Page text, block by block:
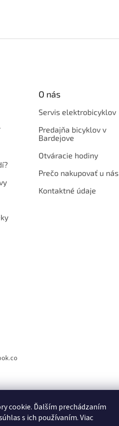
cookie. Ďalším prechádzaním
s ich používaním. Viac
O nás
Servis elektrobicyklov
Predajňa bicyklov v
Bardejove
Otváracie hodiny
Prečo nakupovať u nás
Kontaktné údaje